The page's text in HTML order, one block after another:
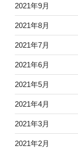
2021年9月
2021年8月
2021年7月
2021年6月
2021年5月
2021年4月
2021年3月
2021年2月